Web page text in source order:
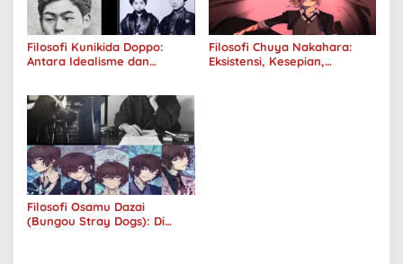
Filosofi Kunikida Doppo:
Antara Idealisme dan
Filosofi Chuya Nakahara:
Eksistensi, Kesepian,
Filosofi Osamu Dazai
(Bungou Stray Dogs): Di